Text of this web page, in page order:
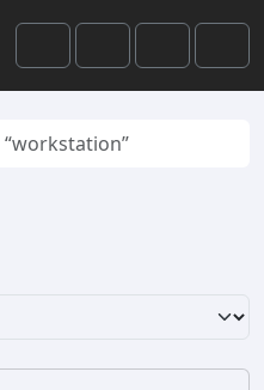
SearchAccount
Cart